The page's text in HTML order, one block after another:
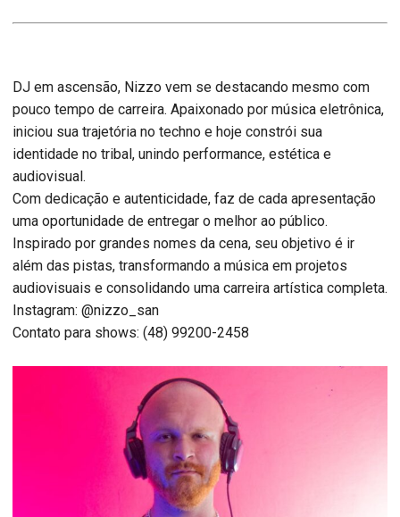
DJ em ascensão, Nizzo vem se destacando mesmo com
pouco tempo de carreira. Apaixonado por música eletrônica,
iniciou sua trajetória no techno e hoje constrói sua
identidade no tribal, unindo performance, estética e
audiovisual.
Com dedicação e autenticidade, faz de cada apresentação
uma oportunidade de entregar o melhor ao público.
Inspirado por grandes nomes da cena, seu objetivo é ir
além das pistas, transformando a música em projetos
audiovisuais e consolidando uma carreira artística completa.
Instagram: @nizzo_san
Contato para shows: (48) 99200-2458